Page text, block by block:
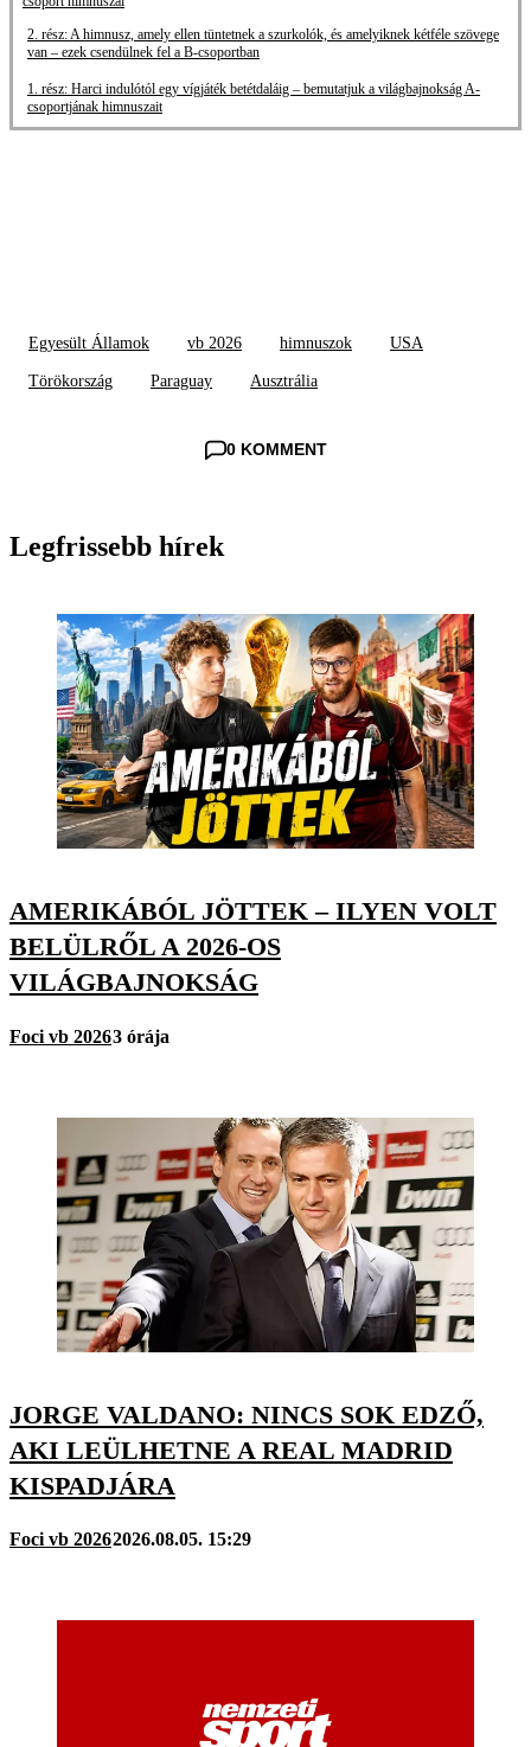
2. rész: A himnusz, amely ellen tüntetnek a szurkolók, és amelyiknek kétféle szövege
van – ezek csendülnek fel a B-csoportban
1. rész: Harci indulótól egy vígjáték betétdaláig – bemutatjuk a világbajnokság A-
csoportjának himnuszait
Egyesült Államok vb 2026 himnuszok USA
Törökország Paraguay Ausztrália
0 KOMMENT
Legfrissebb hírek
AMERIKÁBÓL JÖTTEK – ILYEN VOLT
BELÜLRŐL A 2026-OS
VILÁGBAJNOKSÁG
Foci vb 20263 órája
JORGE VALDANO: NINCS SOK EDZŐ,
AKI LEÜLHETNE A REAL MADRID
KISPADJÁRA
Foci vb 20262026.08.05. 15:29